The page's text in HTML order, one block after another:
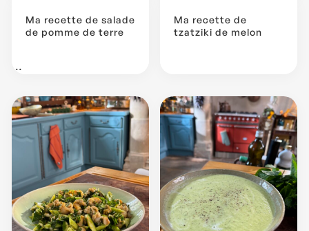
Ma recette de salade
de pomme de terre
...
Ma recette de
tzatziki de melon